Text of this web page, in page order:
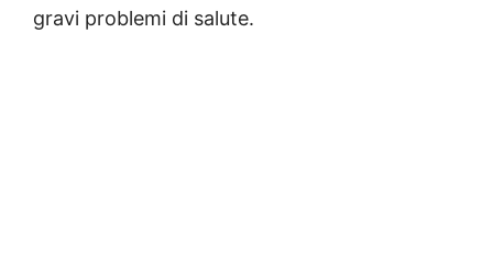
gravi problemi di salute.